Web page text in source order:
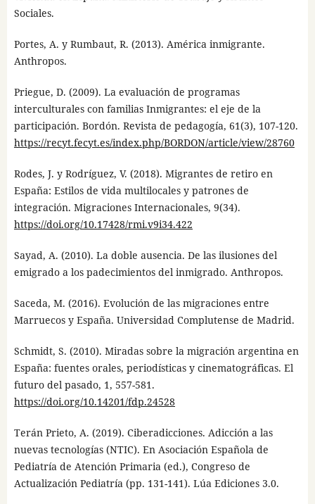
Sociales.
Portes, A. y Rumbaut, R. (2013). América inmigrante.
Anthropos.
Priegue, D. (2009). La evaluación de programas
interculturales con familias Inmigrantes: el eje de la
participación. Bordón. Revista de pedagogía, 61(3), 107-120.
https://recyt.fecyt.es/index.php/BORDON/article/view/28760
Rodes, J. y Rodríguez, V. (2018). Migrantes de retiro en
España: Estilos de vida multilocales y patrones de
integración. Migraciones Internacionales, 9(34).
https://doi.org/10.17428/rmi.v9i34.422
Sayad, A. (2010). La doble ausencia. De las ilusiones del
emigrado a los padecimientos del inmigrado. Anthropos.
Saceda, M. (2016). Evolución de las migraciones entre
Marruecos y España. Universidad Complutense de Madrid.
Schmidt, S. (2010). Miradas sobre la migración argentina en
España: fuentes orales, periodísticas y cinematográficas. El
futuro del pasado, 1, 557-581.
https://doi.org/10.14201/fdp.24528
Terán Prieto, A. (2019). Ciberadicciones. Adicción a las
nuevas tecnologías (NTIC). En Asociación Española de
Pediatría de Atención Primaria (ed.), Congreso de
Actualización Pediatría (pp. 131-141). Lúa Ediciones 3.0.